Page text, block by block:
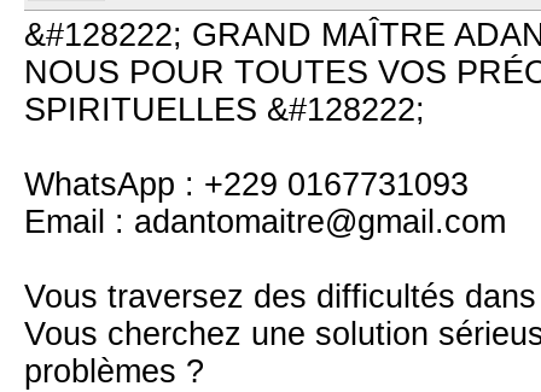
&#128222; GRAND MAÎTRE
NOUS POUR TOUTES VOS
SPIRITUELLES &#128222;
WhatsApp : +229 0167731093
Email : adantomaitre@gmail.com
Vous traversez des difficultés
Vous cherchez une solution
problèmes ?